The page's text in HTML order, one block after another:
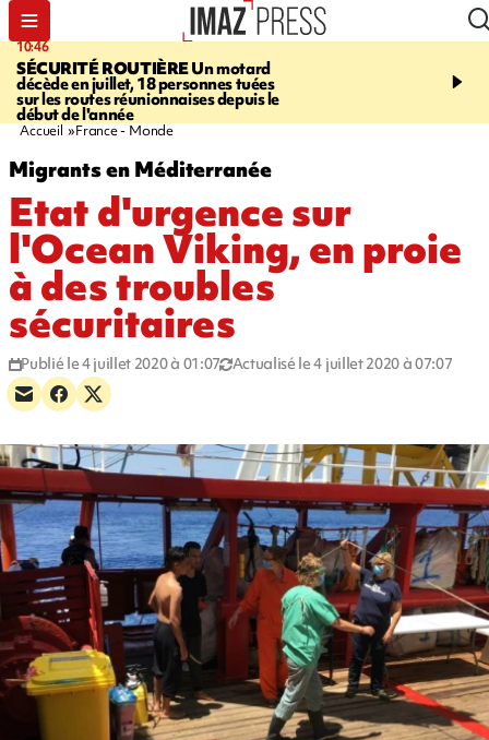
10:46
SÉCURITÉ ROUTIÈREUn motard
décède en juillet, 18 personnes tuées
sur les routes réunionnaises depuis le
début de l'année
13:49
mineurs - un courrier
Accueil France - Monde
Migrants en Méditerranée
Etat d'urgence sur
l'Ocean Viking, en proie
à des troubles
sécuritaires
Publié le 4 juillet 2020 à 01:07 Actualisé le 4 juillet 2020 à 07:07